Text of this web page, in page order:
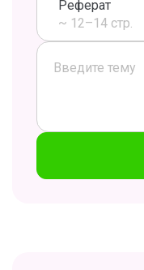
Реферат
~ 12–14 стр.